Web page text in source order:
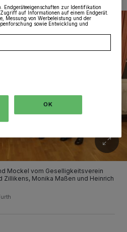
Mockel vom Geselligkeitsverein
Zillikens, Monika Maßen und Heinrich
Endgeräteeigenschaften zur Identifikation
auf Informationen auf einem Endgerät.
Messung von Werbeleistung und der
sowie Entwicklung und
OK